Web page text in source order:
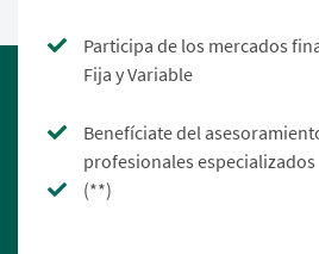
Participa de los mercados
Fija y Variable
Benefíciate del
profesionales especializados
(**)